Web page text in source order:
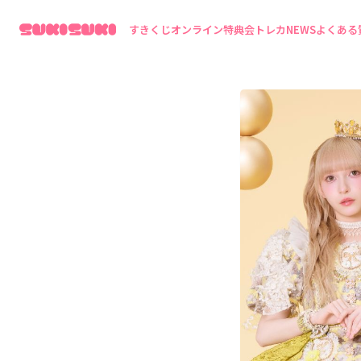
すきくじオンライン特典会 トレカNEWSよくある